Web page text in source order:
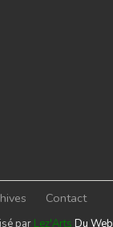
Contact
par Lez'Arts Du Web